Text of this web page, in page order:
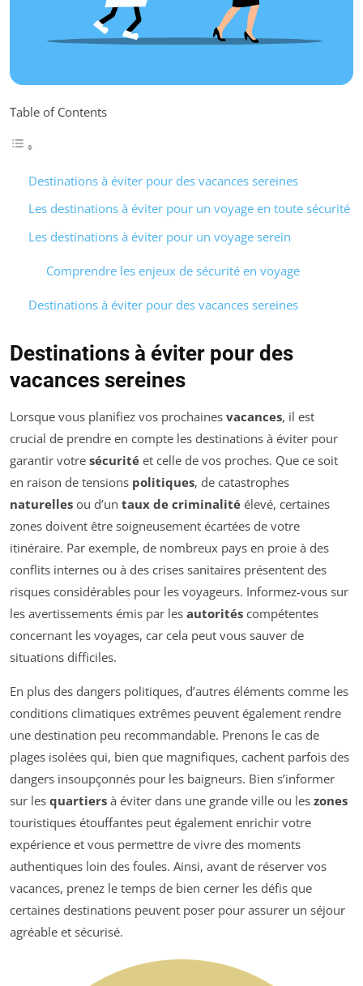
Table of Contents
Destinations à éviter pour des vacances sereines
Les destinations à éviter pour un voyage en toute sécurité
Les destinations à éviter pour un voyage serein
Comprendre les enjeux de sécurité en voyage
Destinations à éviter pour des vacances sereines
Destinations à éviter pour des
vacances sereines
Lorsque vous planifiez vos prochaines vacances, il est
crucial de prendre en compte les destinations à éviter pour
garantir votre sécurité et celle de vos proches. Que ce soit
en raison de tensions politiques, de catastrophes
naturelles ou d’un taux de criminalité élevé, certaines
zones doivent être soigneusement écartées de votre
itinéraire. Par exemple, de nombreux pays en proie à des
conflits internes ou à des crises sanitaires présentent des
risques considérables pour les voyageurs. Informez-vous sur
les avertissements émis par les autorités compétentes
concernant les voyages, car cela peut vous sauver de
situations difficiles.
En plus des dangers politiques, d’autres éléments comme les
conditions climatiques extrêmes peuvent également rendre
une destination peu recommandable. Prenons le cas de
plages isolées qui, bien que magnifiques, cachent parfois des
dangers insoupçonnés pour les baigneurs. Bien s’informer
sur les quartiers à éviter dans une grande ville ou les zones
touristiques étouffantes peut également enrichir votre
expérience et vous permettre de vivre des moments
authentiques loin des foules. Ainsi, avant de réserver vos
vacances, prenez le temps de bien cerner les défis que
certaines destinations peuvent poser pour assurer un séjour
agréable et sécurisé.